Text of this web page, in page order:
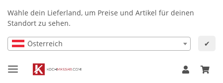
Wähle dein Lieferland, um Preise und Artikel für deinen
Standort zu sehen.
Österreich ✔